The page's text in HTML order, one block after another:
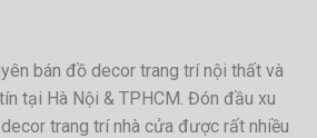
bán đồ decor trang trí nội thất và
tại Hà Nội & TPHCM. Đón đầu xu
trang trí nhà cửa được rất nhiều